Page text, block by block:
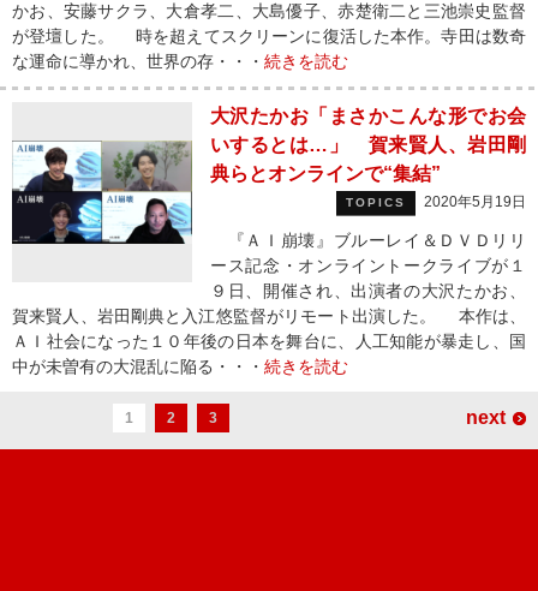
かお、安藤サクラ、大倉孝二、大島優子、赤楚衛二と三池崇史監督
が登壇した。 時を超えてスクリーンに復活した本作。寺田は数奇
な運命に導かれ、世界の存・・・ 続きを読む
大沢たかお「まさかこんな形でお会
いするとは…」 賀来賢人、岩田剛
典らとオンラインで“集結”
TOPICS 2020年5月19日
『ＡＩ崩壊』ブルーレイ＆ＤＶＤリリ
ース記念・オンライントークライブが１
９日、開催され、出演者の大沢たかお、
賀来賢人、岩田剛典と入江悠監督がリモート出演した。 本作は、
ＡＩ社会になった１０年後の日本を舞台に、人工知能が暴走し、国
中が未曽有の大混乱に陥る・・・ 続きを読む
1 2 3 next